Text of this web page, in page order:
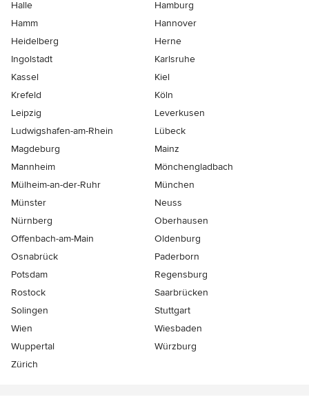
Halle
Hamburg
Hamm
Hannover
Heidelberg
Herne
Ingolstadt
Karlsruhe
Kassel
Kiel
Krefeld
Köln
Leipzig
Leverkusen
Ludwigshafen-am-Rhein
Lübeck
Magdeburg
Mainz
Mannheim
Mönchen­gladbach
Mülheim-an-der-Ruhr
München
Münster
Neuss
Nürnberg
Oberhausen
Offenbach-am-Main
Oldenburg
Osnabrück
Paderborn
Potsdam
Regensburg
Rostock
Saarbrücken
Solingen
Stuttgart
Wien
Wiesbaden
Wuppertal
Würzburg
Zürich